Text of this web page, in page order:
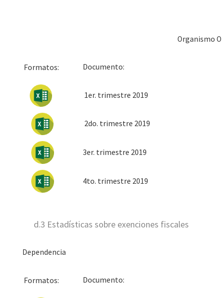
Organismo
Formatos:
1er. trimestre 2019
2do. trimestre 2019
3er. trimestre 2019
4to. trimestre 2019
d.3 Estadísticas sobre exenciones fiscales
Dependencia
Formatos: